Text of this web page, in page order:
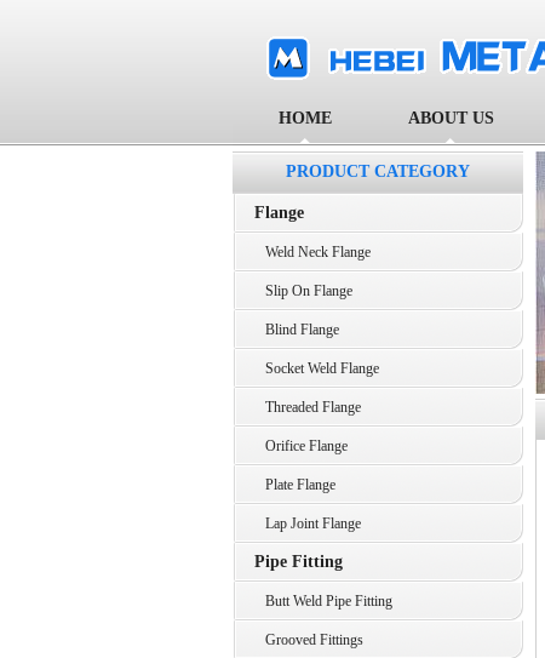
HOME ABOUT US
PRODUCT CATEGORY
Flange
Weld Neck Flange
Slip On Flange
Blind Flange
Socket Weld Flange
Threaded Flange
Orifice Flange
Plate Flange
Lap Joint Flange
Pipe Fitting
Butt Weld Pipe Fitting
Grooved Fittings